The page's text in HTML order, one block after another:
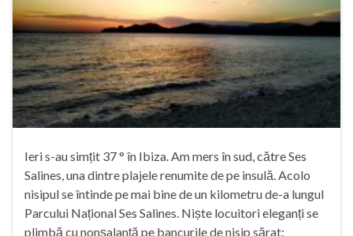
Ieri s-au simțit 37 ° în Ibiza. Am mers în sud, către Ses
Salines, una dintre plajele renumite de pe insulă. Acolo
nisipul se întinde pe mai bine de un kilometru de-a lungul
Parcului Național Ses Salines. Niște locuitori eleganți se
plimbă cu nonșalanță pe bancurile de nisip sărat: